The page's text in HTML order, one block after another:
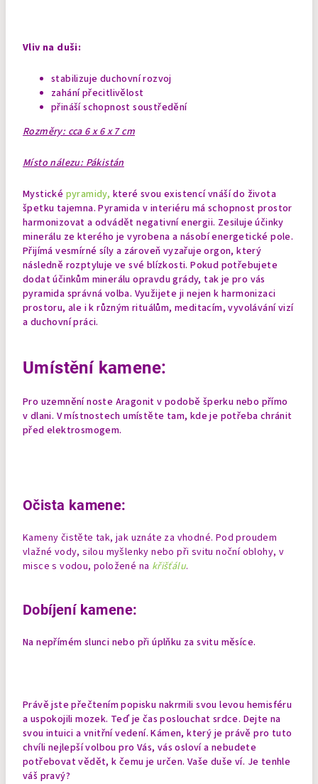
Vliv na duši:
stabilizuje duchovní rozvoj
zahání přecitlivělost
přináší schopnost soustředění
Rozměry: cca 6 x 6 x 7 cm
Místo nálezu: Pákistán
Mystické pyramidy, které svou existencí vnáší do života
špetku tajemna. Pyramida v interiéru má schopnost prostor
harmonizovat a odvádět negativní energii. Zesiluje účinky
minerálu ze kterého je vyrobena a násobí energetické pole.
Přijímá vesmírné síly a zároveň vyzařuje orgon, který
následně rozptyluje ve své blízkosti. Pokud potřebujete
dodat účinkům minerálu opravdu grády, tak je pro vás
pyramida správná volba. Využijete ji nejen k harmonizaci
prostoru, ale i k různým rituálům, meditacím, vyvolávání vizí
a duchovní práci.
Umístění kamene:
Pro uzemnění noste Aragonit v podobě šperku nebo přímo
v dlani. V místnostech umístěte tam, kde je potřeba chránit
před elektrosmogem.
Očista kamene:
Kameny čistěte tak, jak uznáte za vhodné. Pod proudem
vlažné vody, silou myšlenky nebo při svitu noční oblohy, v
misce s vodou, položené na křišťálu.
Dobíjení kamene:
Na nepřímém slunci nebo při úplňku za svitu měsíce.
Právě jste přečtením popisku nakrmili svou levou hemisféru
a uspokojili mozek. Teď je čas poslouchat srdce. Dejte na
svou intuici a vnitřní vedení. Kámen, který je právě pro tuto
chvíli nejlepší volbou pro Vás, vás osloví a nebudete
potřebovat vědět, k čemu je určen. Vaše duše ví. Je tenhle
váš pravý?